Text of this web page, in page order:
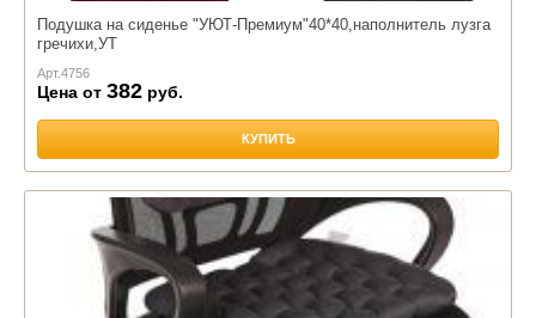
Подушка на сиденье "УЮТ-Премиум"40*40,наполнитель лузга
гречихи,УТ
Арт.4756
Цена от 382 руб.
КУПИТЬ